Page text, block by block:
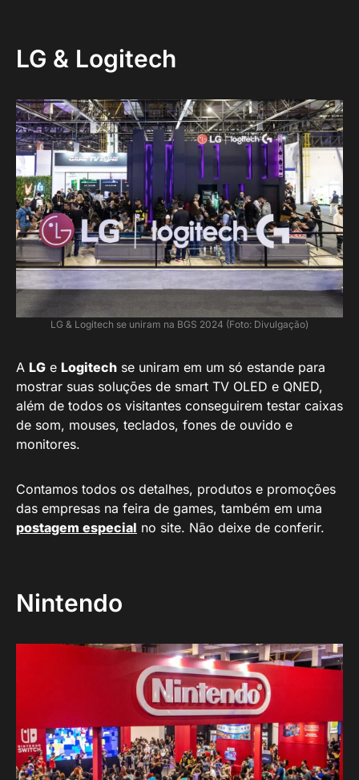
LG & Logitech
LG & Logitech se uniram na BGS 2024 (Foto: Divulgação)
A LG e Logitech se uniram em um só estande para
mostrar suas soluções de smart TV OLED e QNED,
além de todos os visitantes conseguirem testar caixas
de som, mouses, teclados, fones de ouvido e
monitores.
Contamos todos os detalhes, produtos e promoções
das empresas na feira de games, também em uma
postagem especial no site. Não deixe de conferir.
Nintendo